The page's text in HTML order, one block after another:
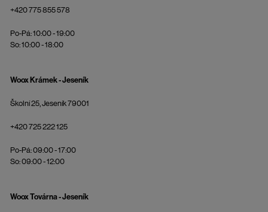
+420 775 855 578
Po-Pá: 10:00 - 19:00
So: 10:00 - 18:00
Woox Krámek - Jeseník
Školní 25, Jeseník 79001
+420 725 222 125
Po-Pá: 09:00 - 17:00
So: 09:00 - 12:00
Woox Továrna - Jeseník